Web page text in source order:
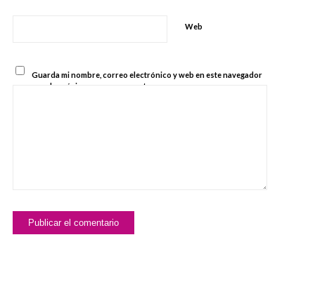
Web
Guarda mi nombre, correo electrónico y web en este navegador
para la próxima vez que comente.